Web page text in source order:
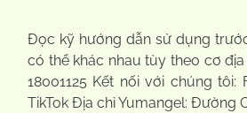
Đọc kỹ hướng dẫn sử dụng
có thể khác nhau tùy theo cơ
18001125 Kết nối với chúng tôi:
TikTok Địa chỉ Yumangel: Đường